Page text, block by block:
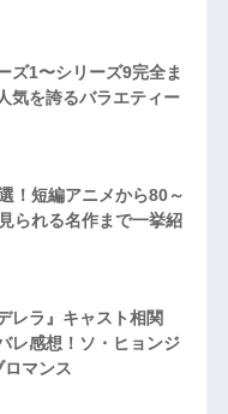
ズ1〜シリーズ9完全ま
気を誇るバラエティー
！短編アニメから80～
られる名作まで一挙紹
レラ』キャスト相関
レ感想！ソ・ヒョンジ
ロマンス